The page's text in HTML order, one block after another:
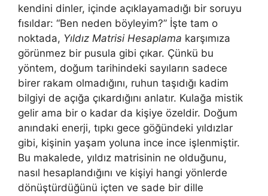
kendini dinler, içinde açıklayamadığı bir soruyu
fısıldar: “Ben neden böyleyim?” İşte tam o
noktada, Yıldız Matrisi Hesaplama karşımıza
görünmez bir pusula gibi çıkar. Çünkü bu
yöntem, doğum tarihindeki sayıların sadece
birer rakam olmadığını, ruhun taşıdığı kadim
bilgiyi de açığa çıkardığını anlatır. Kulağa mistik
gelir ama bir o kadar da kişiye özeldir. Doğum
anındaki enerji, tıpkı gece göğündeki yıldızlar
gibi, kişinin yaşam yoluna ince ince işlenmiştir.
Bu makalede, yıldız matrisinin ne olduğunu,
nasıl hesaplandığını ve kişiyi hangi yönlerde
dönüştürdüğünü içten ve sade bir dille